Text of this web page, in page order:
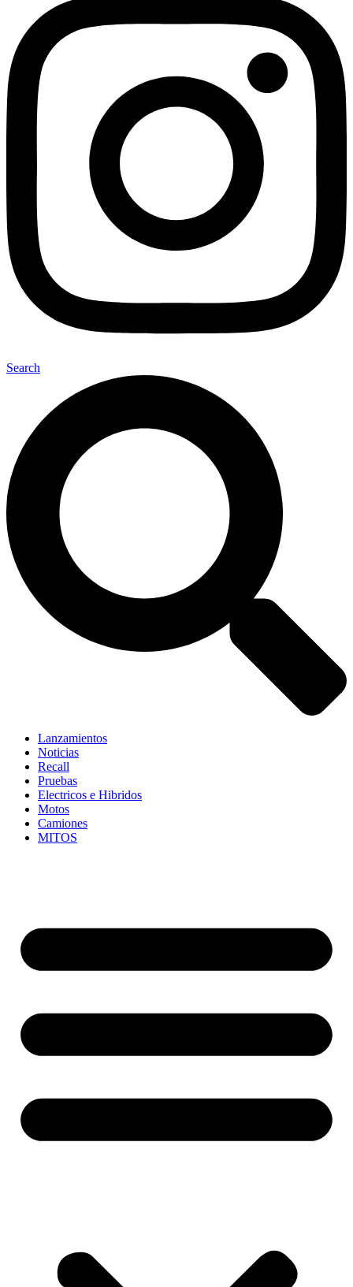
Search
Lanzamientos
Noticias
Recall
Pruebas
Electricos e Hibridos
Motos
Camiones
MITOS